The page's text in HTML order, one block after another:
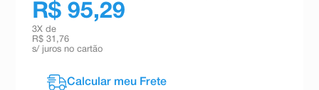
R$ 95,29
3X de
R$ 31,76
s/ juros no cartão